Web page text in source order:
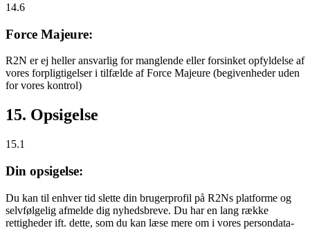
14.6
Force Majeure:
R2N er ej heller ansvarlig for manglende eller forsinket opfyldelse af
vores forpligtigelser i tilfælde af Force Majeure (begivenheder uden
for vores kontrol)
15. Opsigelse
15.1
Din opsigelse:
Du kan til enhver tid slette din brugerprofil på R2Ns platforme og
selvfølgelig afmelde dig nyhedsbreve. Du har en lang række
rettigheder ift. dette, som du kan læse mere om i vores persondata-